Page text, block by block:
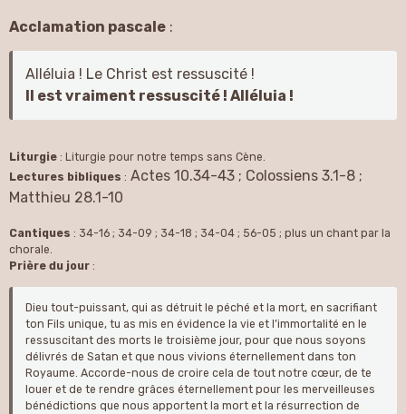
Acclamation pascale :
Alléluia ! Le Christ est ressuscité !
Il est vraiment ressuscité ! Alléluia !
Liturgie : Liturgie pour notre temps sans Cène.
Lectures bibliques : Actes 10.34-43 ; Colossiens 3.1-8 ;
Matthieu 28.1-10
Cantiques : 34-16 ; 34-09 ; 34-18 ; 34-04 ; 56-05 ; plus un chant par la
chorale.
Prière du jour :
Dieu tout-puissant, qui as détruit le péché et la mort, en sacrifiant
ton Fils unique, tu as mis en évidence la vie et l’immortalité en le
ressuscitant des morts le troisième jour, pour que nous soyons
délivrés de Satan et que nous vivions éternellement dans ton
Royaume. Accorde-nous de croire cela de tout notre cœur, de te
louer et de te rendre grâces éternellement pour les merveilleuses
bénédictions que nous apportent la mort et la résurrection de